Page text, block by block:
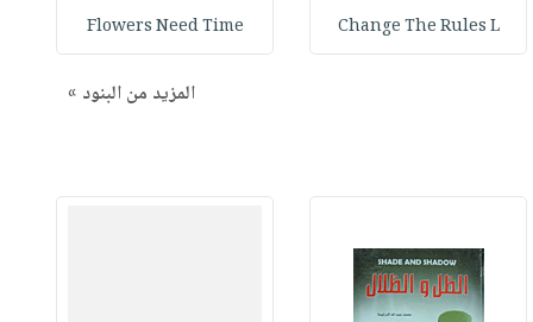
Change The Rules L
Flowers Need Time
المزيد من البنود »